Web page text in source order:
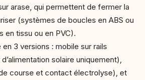
arase, qui permettent de fermer la
(systèmes de boucles en ABS ou
en tissu ou en PVC).
en 3 versions : mobile sur rails
solaire uniquement),
course et contact électrolyse), et